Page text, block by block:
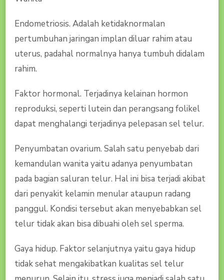
Endometriosis. Adalah ketidaknormalan
pertumbuhan jaringan implan diluar rahim atau
uterus, padahal normalnya hanya tumbuh didalam
rahim.
Faktor hormonal. Terjadinya kelainan hormon
reproduksi, seperti lutein dan perangsang folikel
dapat menghalangi terjadinya pelepasan sel telur.
Penyumbatan ovarium. Salah satu penyebab dari
kemandulan wanita yaitu adanya penyumbatan
pada bagian saluran telur. Hal ini bisa terjadi akibat
dari penyakit kelamin menular ataupun radang
panggul. Kondisi tersebut akan menyebabkan sel
telur tidak akan bisa dibuahi oleh sel sperma.
Gaya hidup. Faktor selanjutnya yaitu gaya hidup
tidak sehat mengakibatkan kualitas sel telur